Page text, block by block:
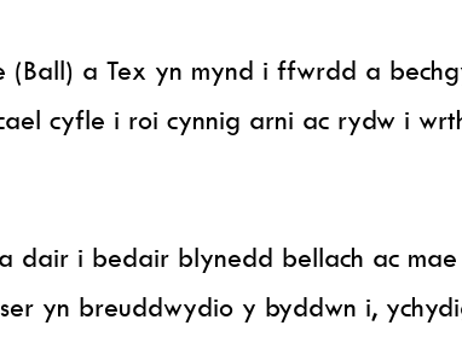
(Ball) a Tex yn mynd i ffwrdd a
cyfle i roi cynnig arni ac rydw i
dair i bedair blynedd bellach ac
yn breuddwydio y byddwn i,